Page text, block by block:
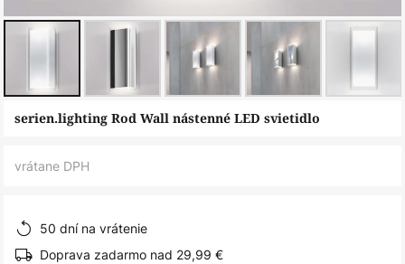
Preskočiť
serien.lighting Rod Wall nástenné LED svietidlo
vrátane DPH
50 dní na vrátenie
Doprava zadarmo nad 29,99 €